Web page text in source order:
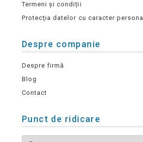
Termeni și condiții
Protecția datelor cu caracter personal
Despre companie
Despre firmă
Blog
Contact
Punct de ridicare